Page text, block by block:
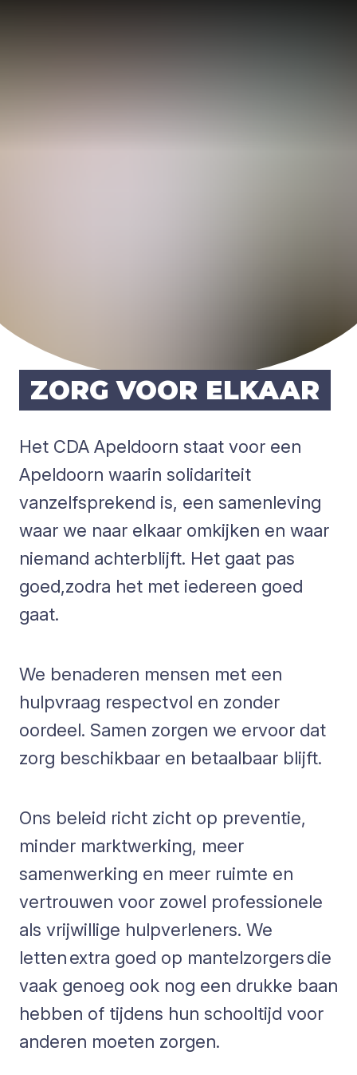
ZORG VOOR ELKAAR
Het CDA Apeldoorn staat voor een
Apeldoorn waarin solidariteit
vanzelfsprekend is, een samenleving
waar we naar elkaar omkijken en waar
niemand achterblijft. Het gaat pas
goed,zodra het met iedereen goed
gaat.
We benaderen mensen met een
hulpvraag respectvol en zonder
oordeel. Samen zorgen we ervoor dat
zorg beschikbaar en betaalbaar blijft.
Ons beleid richt zicht op preventie,
minder marktwerking, meer
samenwerking en meer ruimte en
vertrouwen voor zowel professionele
als vrijwillige hulpverleners. We
letten extra goed op mantelzorgers die
vaak genoeg ook nog een drukke baan
hebben of tijdens hun schooltijd voor
anderen moeten zorgen.